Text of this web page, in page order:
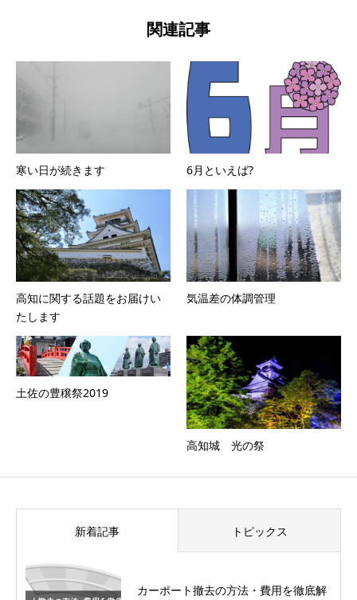
関連記事
寒い日が続きます 6月といえば?
高知に関する話題をお届けい
たします
気温差の体調管理
土佐の豊穣祭2019
高知城 光の祭
新着記事 トピックス
カーポート撤去の方法・費用を徹底解